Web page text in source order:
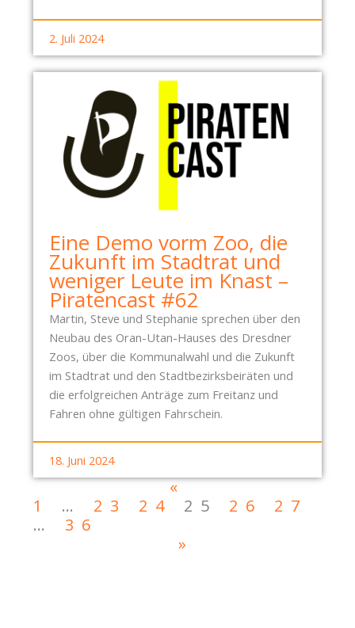
2. Juli 2024
Eine Demo vorm Zoo, die
Zukunft im Stadtrat und
weniger Leute im Knast –
Piratencast #62
Martin, Steve und Stephanie sprechen über den
Neubau des Oran-Utan-Hauses des Dresdner
Zoos, über die Kommunalwahl und die Zukunft
im Stadtrat und den Stadtbezirksbeiräten und
die erfolgreichen Anträge zum Freitanz und
Fahren ohne gültigen Fahrschein.
18. Juni 2024
«
1
… 23 24 25 26
27
…
36
»